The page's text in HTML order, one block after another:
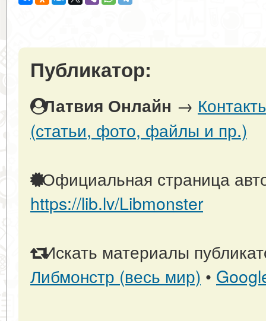
Публикатор:
Латвия Онлайн →
(статьи, фото, файлы и пр.)
Официальная страница
https://lib.lv/Libmonster
Искать материалы
Либмонстр (весь мир) •